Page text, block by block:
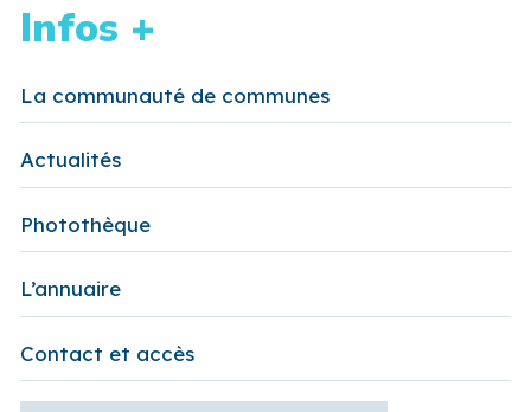
Infos +
La communauté de communes
Actualités
Photothèque
L’annuaire
Contact et accès